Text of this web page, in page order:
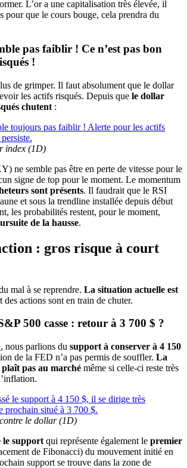
L’or a une capitalisation très élevée, il
pour que le cours bouge, cela prendra du
pas faiblir ! Ce n’est pas bon
!
de grimper. Il faut absolument que le dollar
les actifs risqués. Depuis que le dollar
chutent :
index (1D)
ne semble pas être en perte de vitesse pour le
signe de top pour le moment. Le momentum
sont présents. Il faudrait que le RSI
et sous la trendline installée depuis début
les probabilités restent, pour le moment,
de la hausse.
: gros risque à court
mal à se reprendre. La situation actuelle est
des actions sont en train de chuter.
500 casse : retour à 3 700 $ ?
, nous parlions du support à conserver à 4 150
de la FED n’a pas permis de souffler. La
plaît pas au marché même si celle-ci reste très
le dollar (1D)
le support qui représente également le premier
de Fibonacci) du mouvement initié en
support se trouve dans la zone de